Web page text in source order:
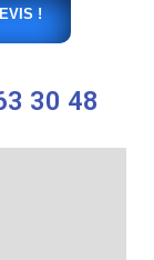
!
30 48